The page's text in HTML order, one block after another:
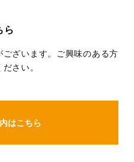
ら
ざいます。ご興味のある方
さい。
はこちら